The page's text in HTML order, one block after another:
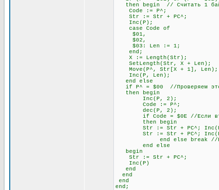
then begin // Считать 1
Code := P^;
Str := Str + PC^;
Inc(P);
case Code of
$01,
$02,
$03: Len := 1;
end;
X := Length(Str);
SetLength(Str, X + Len);
Move(P^, Str[X + 1], Len);
Inc(P, Len);
end else
if P^ = $00 //Проверяем
then begin
Inc(P, 2);
Code := P^;
dec(P, 2);
if Code = $0E //Если второй
then begin
Str := Str + PC^;
Str := Str + PC^;
end else break //Если
end else
begin
Str := Str + PC^;
Inc(P)
end
end
end
end;